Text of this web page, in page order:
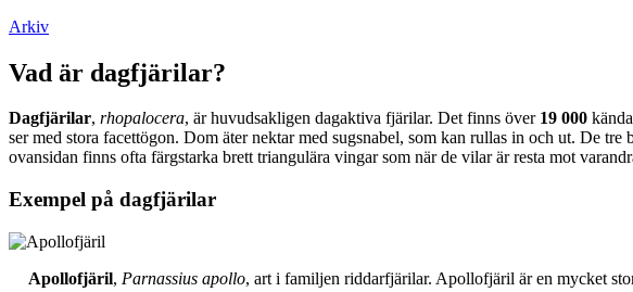
Arkiv
Vad är dagfjärilar?
Dagfjärilar, rhopalocera, är huvudsakligen dagaktiva fjärilar. Det finns över 19 000
ser med stora facettögon. Dom äter nektar med sugsnabel, som kan rullas in och ut. De
ovansidan finns ofta färgstarka brett triangulära vingar som när de vilar är resta mot
Exempel på dagfjärilar
Apollofjäril, Parnassius apollo, art i familjen riddarfjärilar. Apollofjäril är en mycket